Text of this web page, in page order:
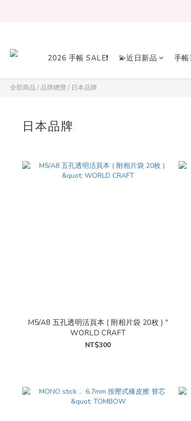
2026 手帳 SALE❗ 💫近日新品 手
全部商品 /品牌總覽 / 日本品牌
日本品牌
M5/A8 五孔透明活頁本 ( 附相片袋 20枚 ) "
WORLD CRAFT
NT$300